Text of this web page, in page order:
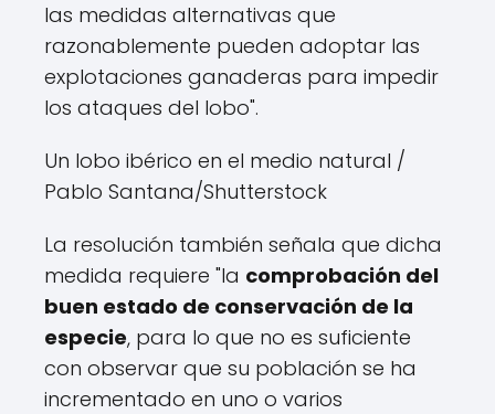
las medidas alternativas que
razonablemente pueden adoptar las
explotaciones ganaderas para impedir
los ataques del lobo".
Un lobo ibérico en el medio natural /
Pablo Santana/Shutterstock
La resolución también señala que dicha
medida requiere "la comprobación del
buen estado de conservación de la
especie, para lo que no es suficiente
con observar que su población se ha
incrementado en uno o varios